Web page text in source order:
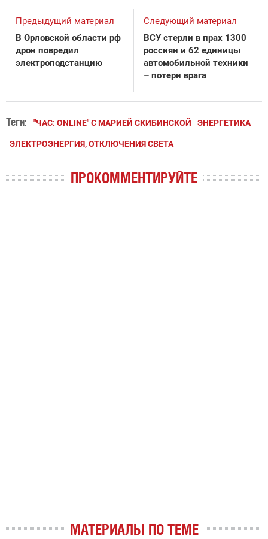
Предыдущий материал
В Орловской области рф
дрон повредил
электроподстанцию
Следующий материал
ВСУ стерли в прах 1300
россиян и 62 единицы
автомобильной техники
– потери врага
Теги: "ЧАС: ONLINE" С МАРИЕЙ СКИБИНСКОЙ ЭНЕРГЕТИКА
ЭЛЕКТРОЭНЕРГИЯ, ОТКЛЮЧЕНИЯ СВЕТА
ПРОКОММЕНТИРУЙТЕ
МАТЕРИАЛЫ ПО ТЕМЕ